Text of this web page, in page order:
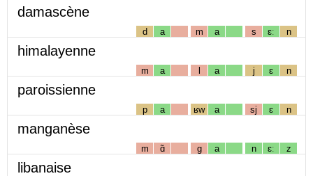
damascène
d a m a s ɛː n
himalayenne
m a l a j ɛ n
paroissienne
p a ʁw a sj ɛ n
manganèse
m ɑ̃ g a n ɛː z
libanaise